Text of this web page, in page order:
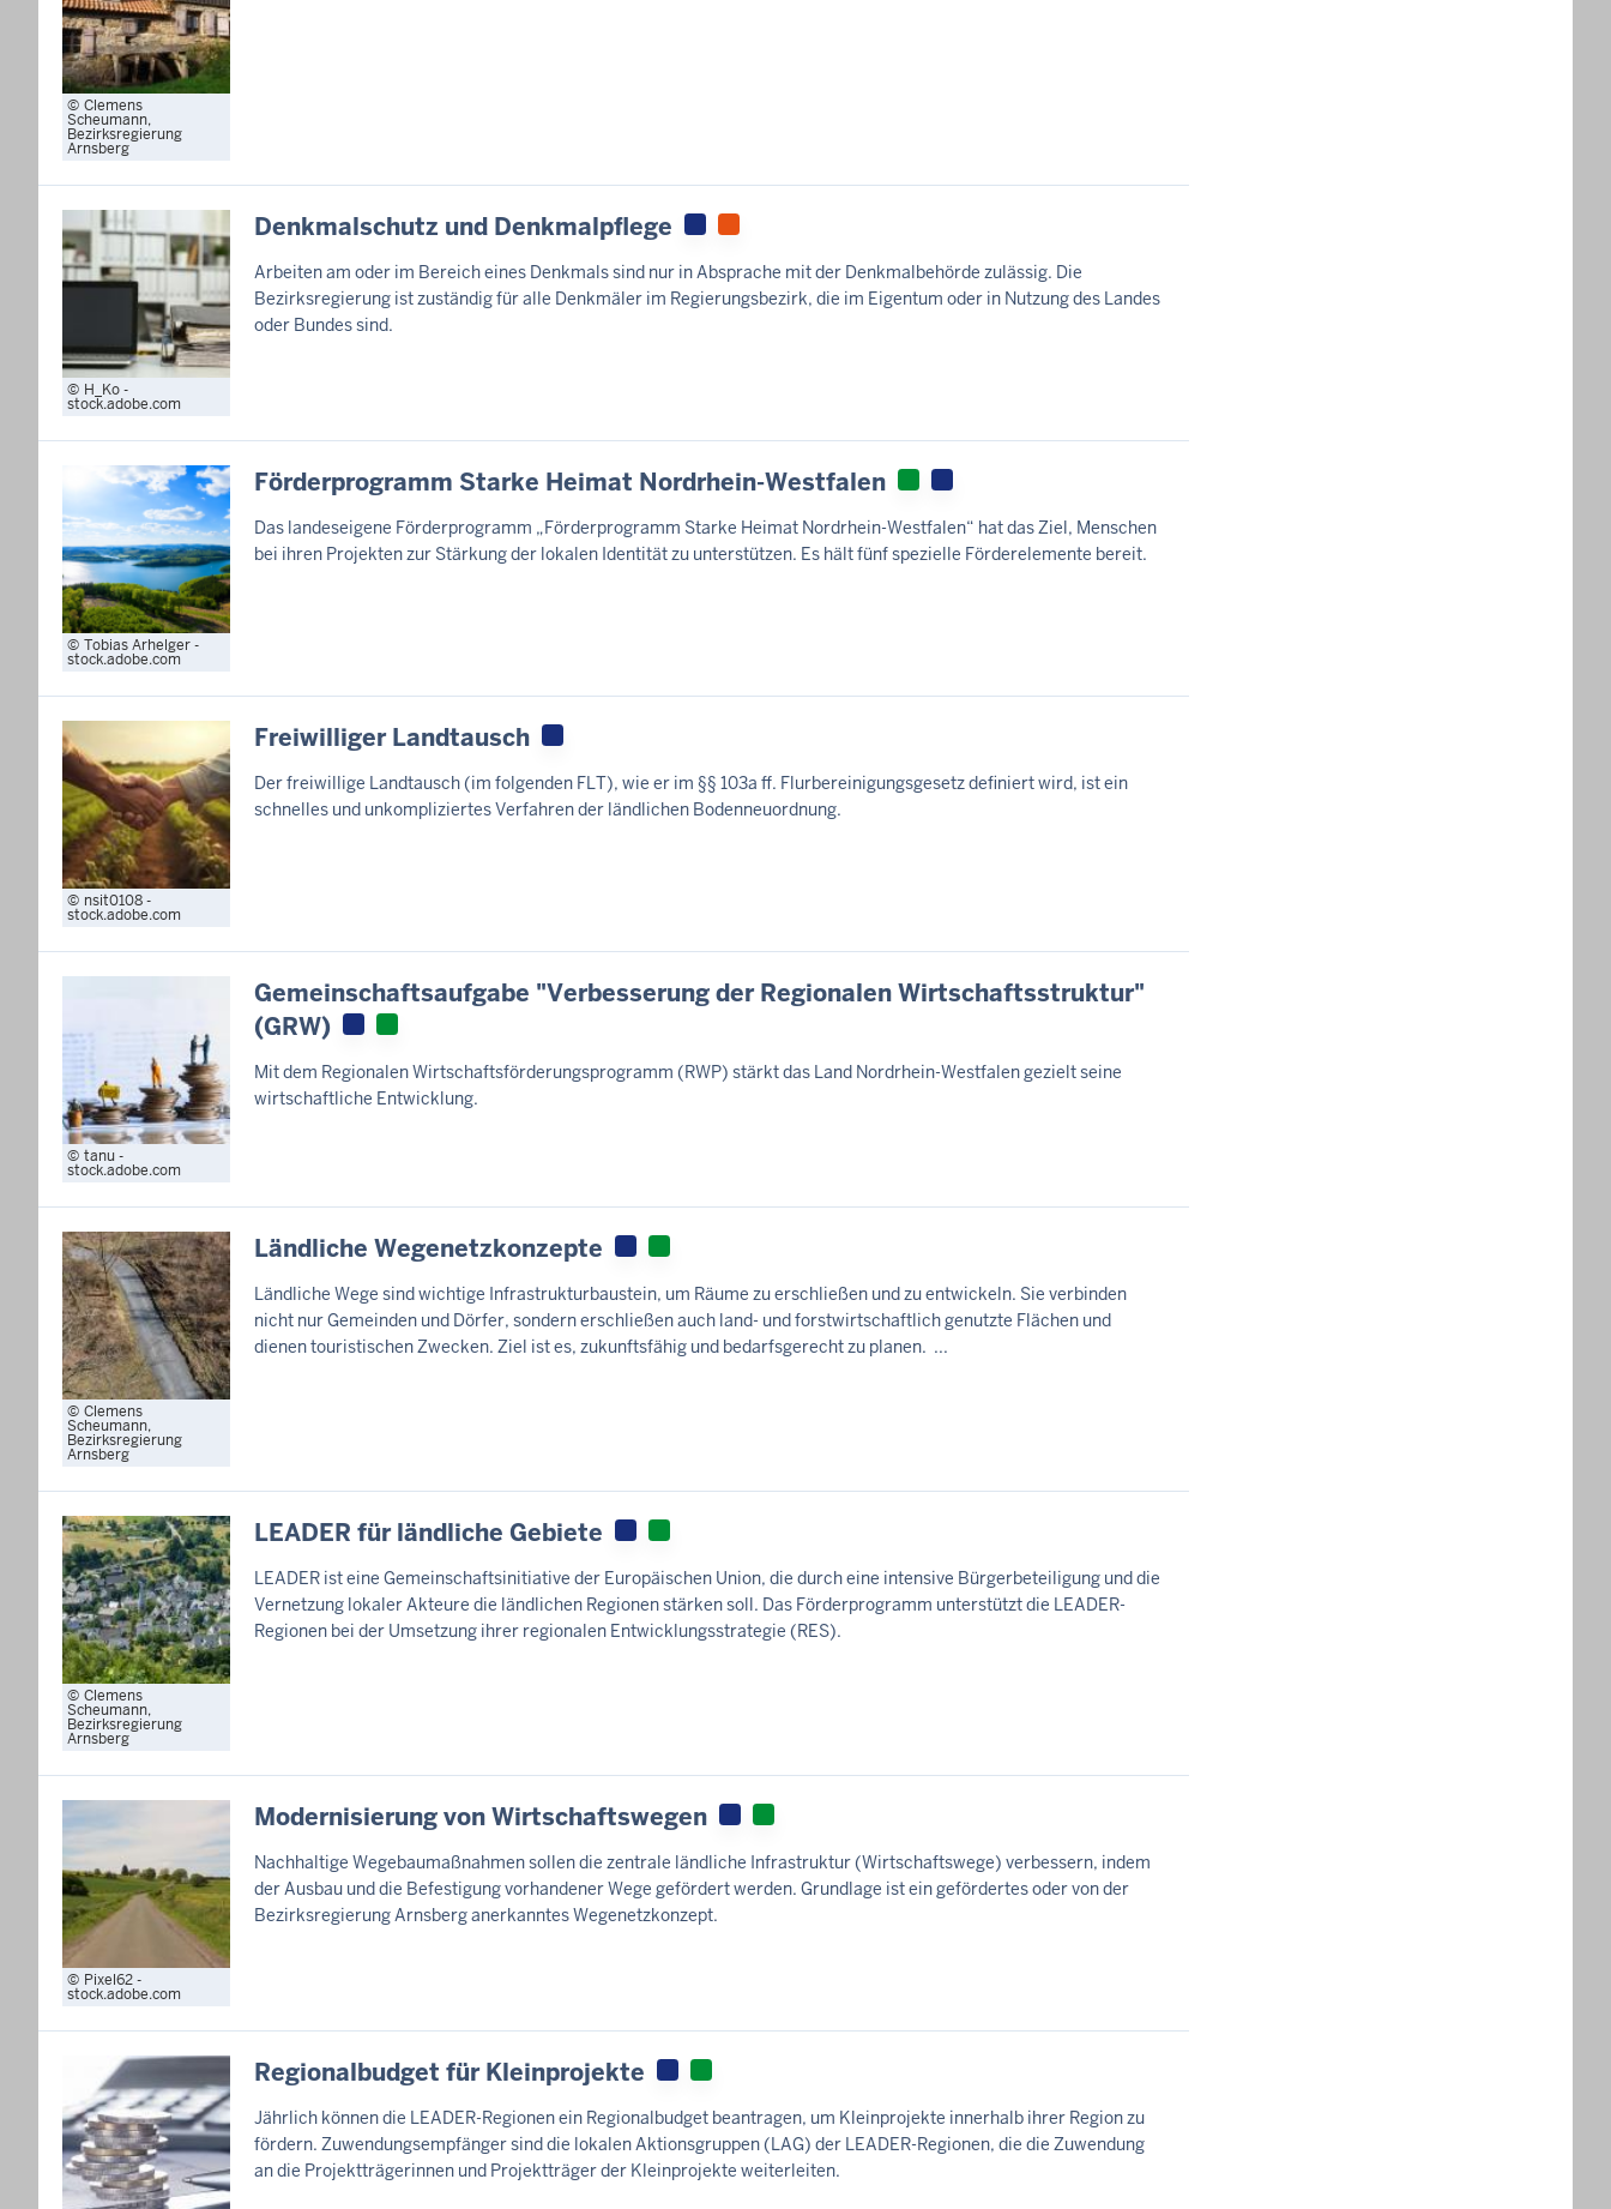
Clemens
Scheumann,
Bezirksregierung
Arnsberg
H_Ko -
stock.adobe.com
Denkmalschutz und Denkmalpflege
Arbeiten am oder im Bereich eines Denkmals sind nur in Absprache mit der Denkmalbehörde zulässig. Die
Bezirksregierung ist zuständig für alle Denkmäler im Regierungsbezirk, die im Eigentum oder in Nutzung des Landes
oder Bundes sind.
Tobias Arhelger -
stock.adobe.com
Förderprogramm Starke Heimat Nordrhein-Westfalen
Das landeseigene Förderprogramm „Förderprogramm Starke Heimat Nordrhein-Westfalen“ hat das Ziel, Menschen
bei ihren Projekten zur Stärkung der lokalen Identität zu unterstützen. Es hält fünf spezielle Förderelemente bereit.
nsit0108 -
stock.adobe.com
Freiwilliger Landtausch
Der freiwillige Landtausch (im folgenden FLT), wie er im §§ 103a ff. Flurbereinigungsgesetz definiert wird, ist ein
schnelles und unkompliziertes Verfahren der ländlichen Bodenneuordnung.
tanu -
stock.adobe.com
Gemeinschaftsaufgabe "Verbesserung der Regionalen Wirtschaftsstruktur"
(GRW)
Mit dem Regionalen Wirtschaftsförderungsprogramm (RWP) stärkt das Land Nordrhein-Westfalen gezielt seine
wirtschaftliche Entwicklung.
Clemens
Scheumann,
Bezirksregierung
Arnsberg
Ländliche Wegenetzkonzepte
Ländliche Wege sind wichtige Infrastrukturbaustein, um Räume zu erschließen und zu entwickeln. Sie verbinden
nicht nur Gemeinden und Dörfer, sondern erschließen auch land- und forstwirtschaftlich genutzte Flächen und
dienen touristischen Zwecken. Ziel ist es, zukunftsfähig und bedarfsgerecht zu planen. ...
Clemens
Scheumann,
Bezirksregierung
Arnsberg
LEADER für ländliche Gebiete
LEADER ist eine Gemeinschaftsinitiative der Europäischen Union, die durch eine intensive Bürgerbeteiligung und die
Vernetzung lokaler Akteure die ländlichen Regionen stärken soll. Das Förderprogramm unterstützt die LEADER-
Regionen bei der Umsetzung ihrer regionalen Entwicklungsstrategie (RES).
Pixel62 -
stock.adobe.com
Modernisierung von Wirtschaftswegen
Nachhaltige Wegebaumaßnahmen sollen die zentrale ländliche Infrastruktur (Wirtschaftswege) verbessern, indem
der Ausbau und die Befestigung vorhandener Wege gefördert werden. Grundlage ist ein gefördertes oder von der
Bezirksregierung Arnsberg anerkanntes Wegenetzkonzept.
Regionalbudget für Kleinprojekte
Jährlich können die LEADER-Regionen ein Regionalbudget beantragen, um Kleinprojekte innerhalb ihrer Region zu
fördern. Zuwendungsempfänger sind die lokalen Aktionsgruppen (LAG) der LEADER-Regionen, die die Zuwendung
an die Projektträgerinnen und Projektträger der Kleinprojekte weiterleiten.